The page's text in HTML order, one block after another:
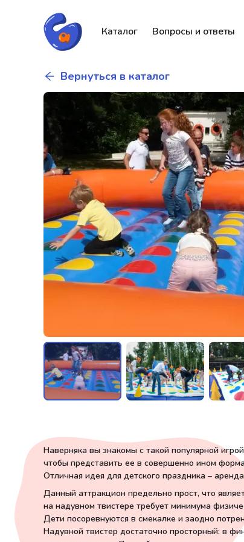
Каталог Вопросы и ответы
Вернуться в каталог
Наверняка вы знакомы с такой популярной
чтобы представить ее в совершенно ином
Отличная идея для детского праздника –
Данный аттракцион предельно прост, что
на надувном твистере требует минимума
Дети посоревнуются в смекалке и заодно
Надувной твистер достаточно просторный: в